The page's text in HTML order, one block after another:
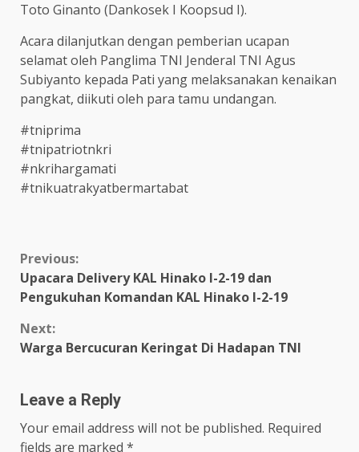
Toto Ginanto (Dankosek I Koopsud I).
Acara dilanjutkan dengan pemberian ucapan
selamat oleh Panglima TNI Jenderal TNI Agus
Subiyanto kepada Pati yang melaksanakan kenaikan
pangkat, diikuti oleh para tamu undangan.
#tniprima
#tnipatriotnkri
#nkrihargamati
#tnikuatrakyatbermartabat
Continue
Reading
Previous:
Upacara Delivery KAL Hinako I-2-19 dan
Pengukuhan Komandan KAL Hinako I-2-19
Next:
Warga Bercucuran Keringat Di Hadapan TNI
Leave a Reply
Your email address will not be published. Required
fields are marked *